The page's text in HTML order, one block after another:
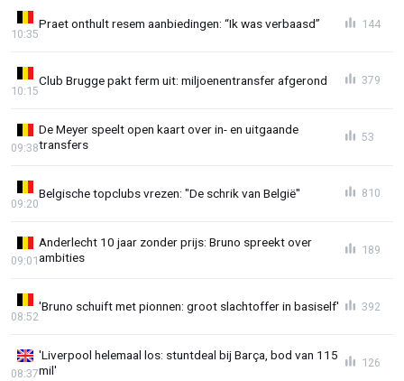
Praet onthult resem aanbiedingen: “Ik was verbaasd”
10:35
144
Club Brugge pakt ferm uit: miljoenentransfer afgerond
10:15
379
De Meyer speelt open kaart over in- en uitgaande
transfers
09:38
53
Belgische topclubs vrezen: "De schrik van België"
09:20
810
Anderlecht 10 jaar zonder prijs: Bruno spreekt over
ambities
09:01
189
'Bruno schuift met pionnen: groot slachtoffer in basiself'
08:52
392
'Liverpool helemaal los: stuntdeal bij Barça, bod van 115
mil'
08:37
126